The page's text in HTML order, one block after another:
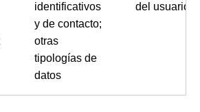
identificativos
y de contacto;
otras
tipologías de
datos
del usuario.